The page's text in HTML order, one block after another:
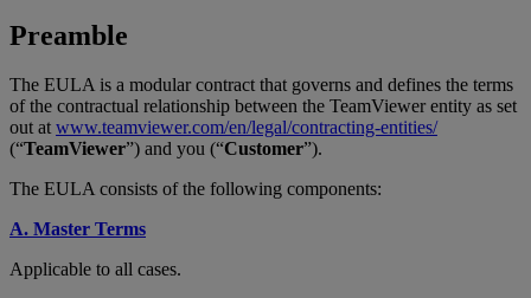
Preamble
The EULA is a modular contract that governs and defines the terms
of the contractual relationship between the TeamViewer entity as set
out atwww.teamviewer.com/en/legal/contracting-entities/
(“TeamViewer”) and you (“Customer”).
The EULA consists of the following components:
A. Master Terms
Applicable to all cases.